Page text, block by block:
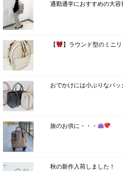
通勤通学におすすめの大容
【 】ラウンド型のミニリ
おでかけには小ぶりなバッ
旅のお供に・・・
秋の新作入荷しました！